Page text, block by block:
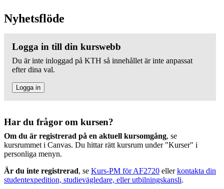
Nyhetsflöde
Logga in till din kurswebb
Du är inte inloggad på KTH så innehållet är inte anpassat
efter dina val.
Logga in
Har du frågor om kursen?
Om du är registrerad på en aktuell kursomgång, se
kursrummet i Canvas. Du hittar rätt kursrum under "Kurser" i
personliga menyn.
Är du inte registrerad, se Kurs-PM för AF2720 ellerkontakta din
studentexpedition, studievägledare, eller utbilningskansli.